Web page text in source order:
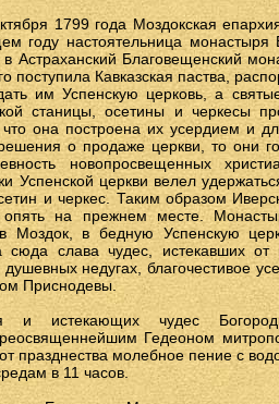
1799 года Моздокская
году настоятельница
Астраханский Благовещенский
поступила Кавказская паства,
им Успенскую церковь, а
станицы, осетины и черкесы
она построена их усердием и
о продаже церкви, то они
новопросвещенных
Успенской церкви велел
и черкес. Таким образом
на прежнем месте.
Моздок, в бедную Успенскую
сюда слава чудес, истекавших
недугах, благочестивое
Приснодевы.
и истекающих чудес
Гедеоном
празднества молебное пение с
в 11 часов.